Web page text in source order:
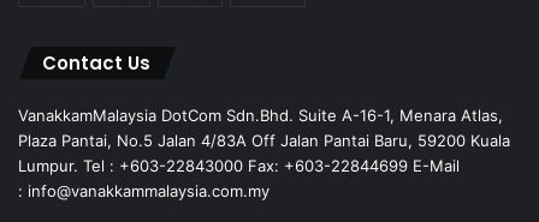
Contact Us
VanakkamMalaysia DotCom Sdn.Bhd. Suite A-16-1, Menara Atlas,
Plaza Pantai, No.5 Jalan 4/83A Off Jalan Pantai Baru, 59200 Kuala
Lumpur. Tel : +603-22843000 Fax: +603-22844699 E-Mail
: info@vanakkammalaysia.com.my